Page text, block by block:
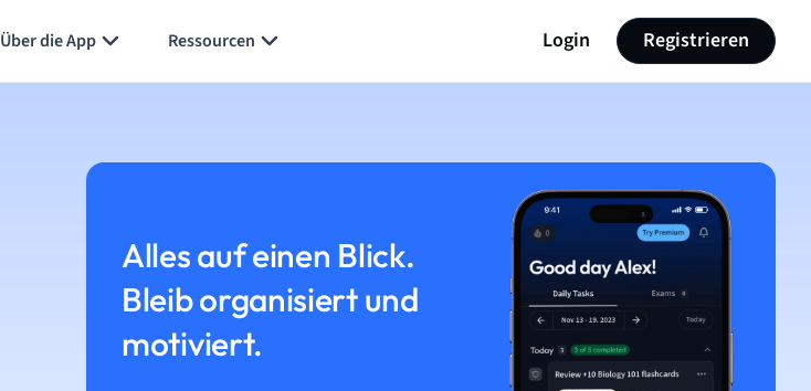
Über die App Ressourcen Login Registrieren
Alles auf einen Blick.
Bleib organisiert und
motiviert.